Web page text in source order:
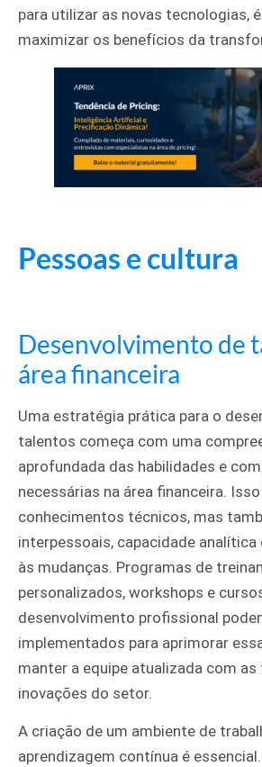
para utilizar as novas tecnologias,
maximizar os benefícios da
Pessoas e cultura
Desenvolvimento de
área financeira
Uma estratégia prática para o
talentos começa com uma
aprofundada das habilidades e
necessárias na área financeira.
conhecimentos técnicos, mas
interpessoais, capacidade analítica
às mudanças. Programas de
personalizados, workshops e
desenvolvimento profissional
implementados para aprimorar
manter a equipe atualizada com as
inovações do setor.
A criação de um ambiente de
aprendizagem contínua é